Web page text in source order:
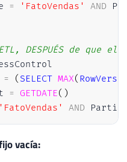
= 'FatoVendas' AND
DESPUÉS de que el
= ( SELECT MAX(
= GETDATE( )
'FatoVendas' AND
vacía: